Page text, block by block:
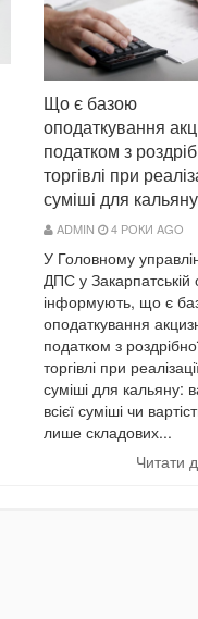
Що є базою
оподаткування
податком з
торгівлі при
суміші для кальяну
ADMIN 4 РОКИ AGO
У Головному
ДПС у Закарпатській
інформують, що є
оподаткування
податком з
торгівлі при
суміші для кальяну:
всієї суміші чи
лише складових...
Читати